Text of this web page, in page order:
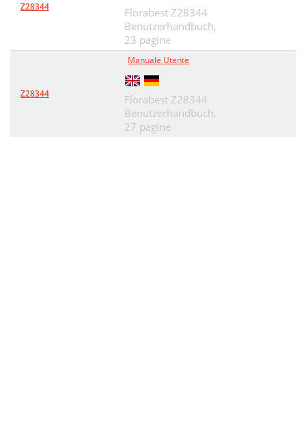
Z28344
Florabest Z28344
Benutzerhandbuch,
23 pagine
Z28344
Manuale Utente
Florabest Z28344
Benutzerhandbuch,
27 pagine